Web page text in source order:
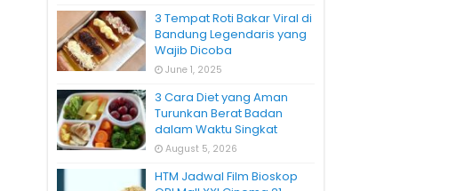
3 Tempat Roti Bakar Viral di
Bandung Legendaris yang
Wajib Dicoba
June 1, 2025
3 Cara Diet yang Aman
Turunkan Berat Badan
dalam Waktu Singkat
August 5, 2026
HTM Jadwal Film Bioskop